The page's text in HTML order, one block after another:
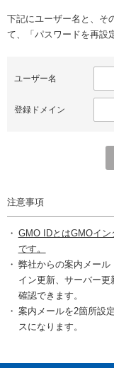
下記にユーザー名と、そ
て、「パスワードを再設
ユーザー名
登録ドメイン
注意事項
GMO IDとはGMOイ
です。
弊社からの案内メール
イン更新、サーバー
確認できます。
案内メールを2箇所設
スになります。